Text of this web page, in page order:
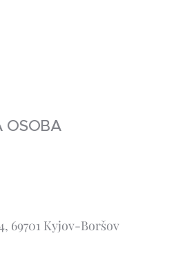
OSOBA
69701 Kyjov-Boršov